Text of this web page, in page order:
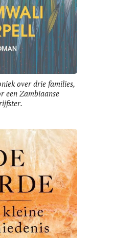
over drie families,
een Zambiaanse